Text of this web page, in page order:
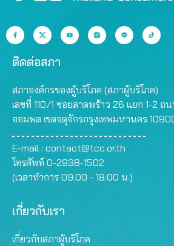
ติดต่อสภา
สภาองค์กรของผู้บริโภค (สภาผู้บริโภค)
เลขที่ 110/1 ซอยลาดพร้าว 26 แยก 1-2 ถ
จอมพล เขตจตุจักรกรุงเทพมหานคร
E-mail : contact@tcc.or.th
โทรศัพท์ 0-2938-1502
(เวลาทำการ 09.00 - 18.00 น.)
เกี่ยวกับเรา
เกี่ยวกับสภาผู้บริโภค